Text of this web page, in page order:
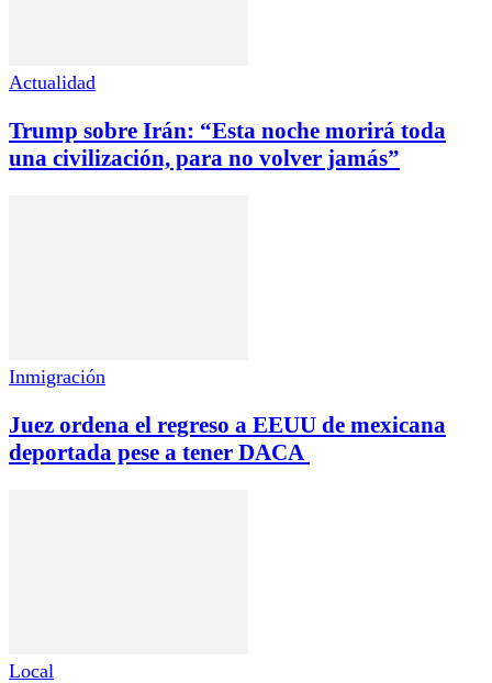
Actualidad
Trump sobre Irán: “Esta noche morirá toda
una civilización, para no volver jamás”
Inmigración
Juez ordena el regreso a EEUU de mexicana
deportada pese a tener DACA
Local